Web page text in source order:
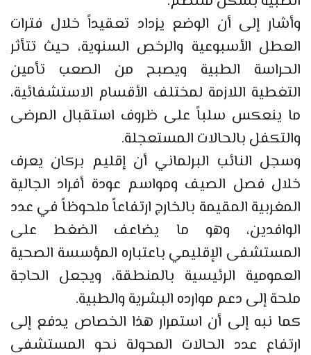
وأشار إلى أن الوضع يزداد تعقيداً خلال فترات
العطل الأسبوعية والرخص السنوية، حيث تتأثر
الحراسة الطبية ويصبح من الصعب تأمين
التغطية اللازمة لمختلف الأقسام الاستشفائية،
ما ينعكس سلباً على ظروف استقبال المرضى
والتكفل بالحالات المستعجلة.
وسجل النائب البرلماني أن إقليم بركان يعرف
خلال فصل الصيف ومواسم عودة أفراد الجالية
المغربية المقيمة بالخارج ارتفاعاً ملحوظاً في عدد
الوافدين، وهو ما يضاعف الضغط على
المستشفى الإقليمي باعتباره المؤسسة الصحية
العمومية الرئيسية بالمنطقة، ويجعل الحاجة
ملحة إلى دعم موارده البشرية والطبية.
كما نبه إلى أن استمرار هذا الخصاص يدفع إلى
ارتفاع عدد الحالات المحولة نحو المستشفى